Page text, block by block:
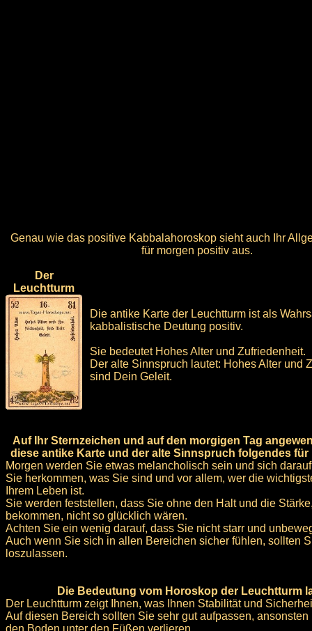
Genau wie das positive Kabbalahoroskop sieht auch Ihr
für morgen positiv aus.
Der
Leuchtturm
Die antike Karte der Leuchtturm ist als
kabbalistische Deutung positiv.
Sie bedeutet Hohes Alter und Zufriedenheit.
Der alte Sinnspruch lautet: Hohes Alter und
sind Dein Geleit.
Auf Ihr Sternzeichen und auf den morgigen Tag
diese antike Karte und der alte Sinnspruch folgendes
Morgen werden Sie etwas melancholisch sein und sich
Sie herkommen, was Sie sind und vor allem, wer die
Ihrem Leben ist.
Sie werden feststellen, dass Sie ohne den Halt und die
bekommen, nicht so glücklich wären.
Achten Sie ein wenig darauf, dass Sie nicht starr und
Auch wenn Sie sich in allen Bereichen sicher fühlen, sollten
loszulassen.
Die Bedeutung vom Horoskop der Leuchtturm
Der Leuchtturm zeigt Ihnen, was Ihnen Stabilität und
Auf diesen Bereich sollten Sie sehr gut aufpassen, ansonsten
den Boden unter den Füßen verlieren.